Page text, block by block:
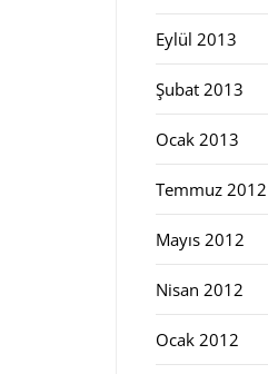
Eylül 2013
Şubat 2013
Ocak 2013
Temmuz 2012
Mayıs 2012
Nisan 2012
Ocak 2012